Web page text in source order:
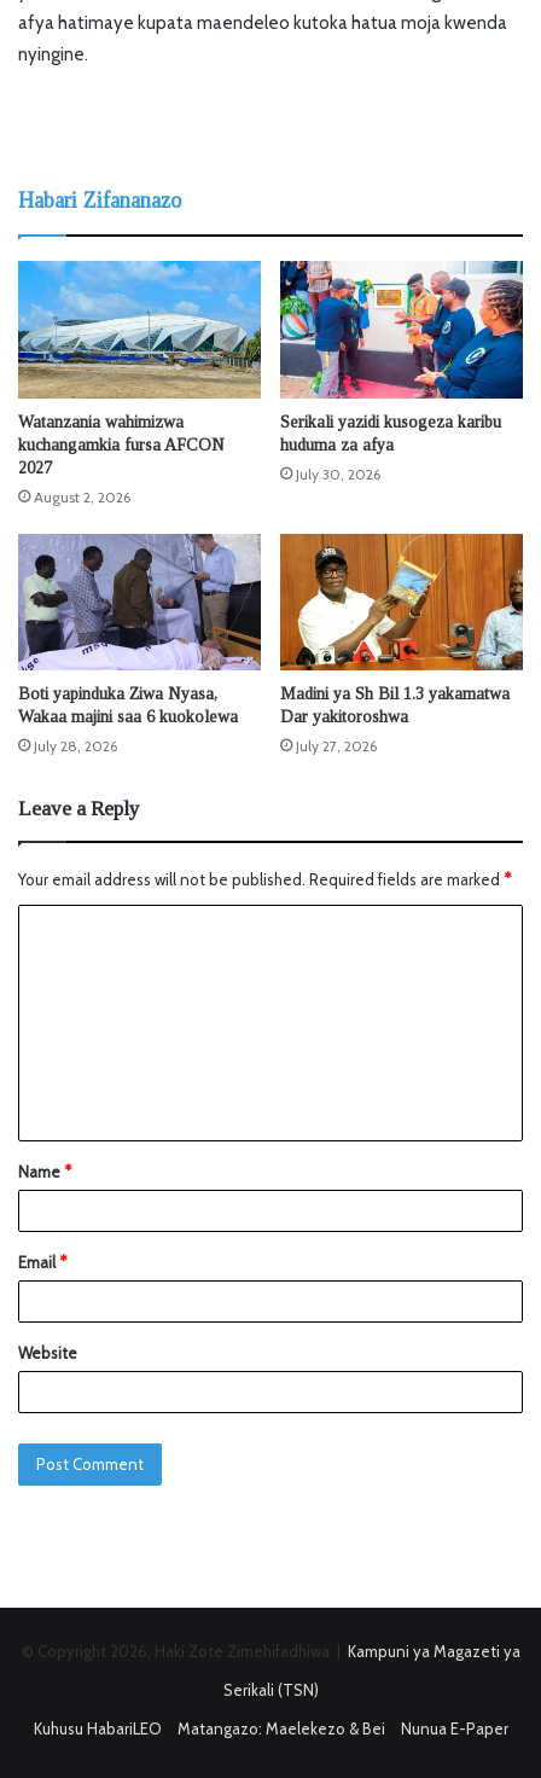
afya hatimaye kupata maendeleo kutoka hatua moja kwenda
nyingine.
Habari Zifananazo
Watanzania wahimizwa
kuchangamkia fursa AFCON
2027
August 2, 2026
Serikali yazidi kusogeza karibu
huduma za afya
July 30, 2026
Boti yapinduka Ziwa Nyasa,
Wakaa majini saa 6 kuokolewa
July 28, 2026
Madini ya Sh Bil 1.3 yakamatwa
Dar yakitoroshwa
July 27, 2026
Leave a Reply
Your email address will not be published. Required fields are marked *
Name*
Email*
Website
© Copyright 2026, Haki Zote Zimehifadhiwa | Kampuni ya Magazeti ya
Serikali (TSN)
Kuhusu HabariLEO
Matangazo: Maelekezo & Bei Nunua E-Paper